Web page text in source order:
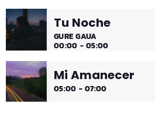
Tu Noche
GURE GAUA
00:00 - 05:00
Mi Amanecer
05:00 - 07:00